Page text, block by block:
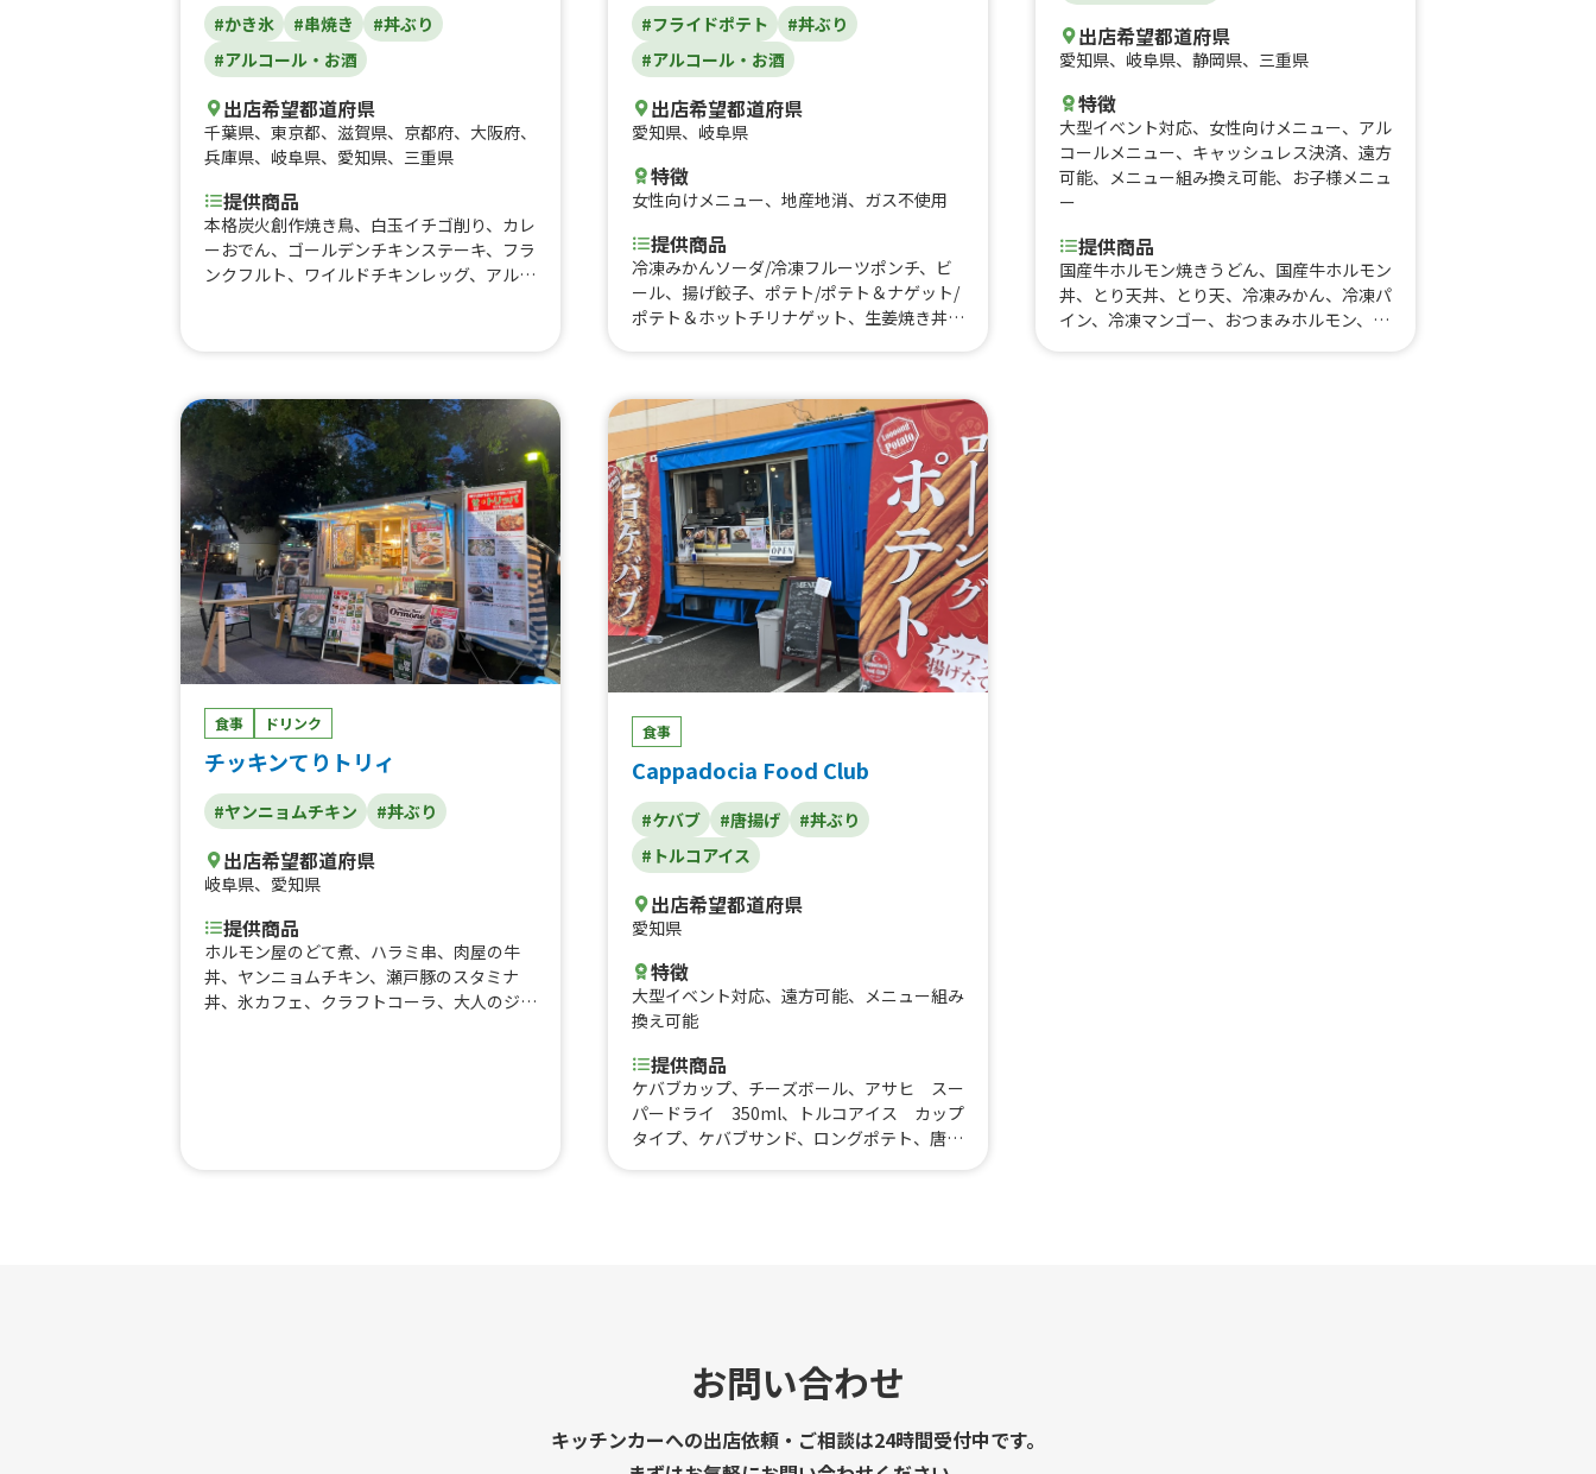
#かき氷 #串焼き
#丼ぶり
#アルコール・お酒
出店希望都道府県
千葉県、 東京都、 滋賀県、 京都府、 大阪府、
兵庫県、 岐阜県、 愛知県、 三重県
提供商品
本格炭火創作焼き鳥、白玉イチゴ削り、カレ
ーおでん、ゴールデンチキンステーキ、フラ
ンクフルト、ワイルドチキンレッグ、アルコ
ナ、黒豚焼きそば、焼き鳥丼、あいもり丼、
深川飯、ミンチー、カキ氷、鴨串、豚串、豚
骨まぜそば、明太高菜しらす丼、牛タン焼き
そば、唐揚げ、チュロス、たこ焼き、豚汁、
肉寿司、牛串、牛タン丼、十勝豚丼、鴨ロー
ス丼
#フライドポテト
#丼ぶり
#アルコール・お酒
出店希望都道府県
愛知県、 岐阜県
特徴
女性向けメニュー、 地産地消、 ガス不使用
提供商品
冷凍みかんソーダ/冷凍フルーツポンチ、ビ
ール、揚げ餃子、ポテト/ポテト＆ナゲット/
ポテト＆ホットチリナゲット、生姜焼き丼、
出店希望都道府県
愛知県、 岐阜県、 静岡県、 三重県
特徴
大型イベント対応、 女性向けメニュー、 アル
コールメニュー、 キャッシュレス決済、 遠方
可能、 メニュー組み換え可能、 お子様メニュ
ー
提供商品
国産牛ホルモン焼きうどん、国産牛ホルモン
丼、とり天丼、とり天、冷凍みかん、冷凍パ
イン、冷凍マンゴー、おつまみホルモン、ハ
食事 ドリンク
チッキンてりトリィ
#ヤンニョムチキン #丼ぶり
出店希望都道府県
岐阜県、 愛知県
提供商品
ホルモン屋のどて煮、ハラミ串、肉屋の牛
丼、ヤンニョムチキン、瀬戸豚のスタミナ
丼、氷カフェ、クラフトコーラ、大人のジン
食事
Cappadocia Food Club
#ケバブ #唐揚げ
#丼ぶり
#トルコアイス
出店希望都道府県
愛知県
特徴
大型イベント対応、 遠方可能、 メニュー組み
換え可能
提供商品
ケバブカップ、チーズボール、アサヒ スー
パードライ 350ml、トルコアイス カップ
タイプ、ケバブサンド、ロングポテト、唐揚
お問い合わせ
キッチンカーへの出店依頼・ご相談は24時間受付中です。